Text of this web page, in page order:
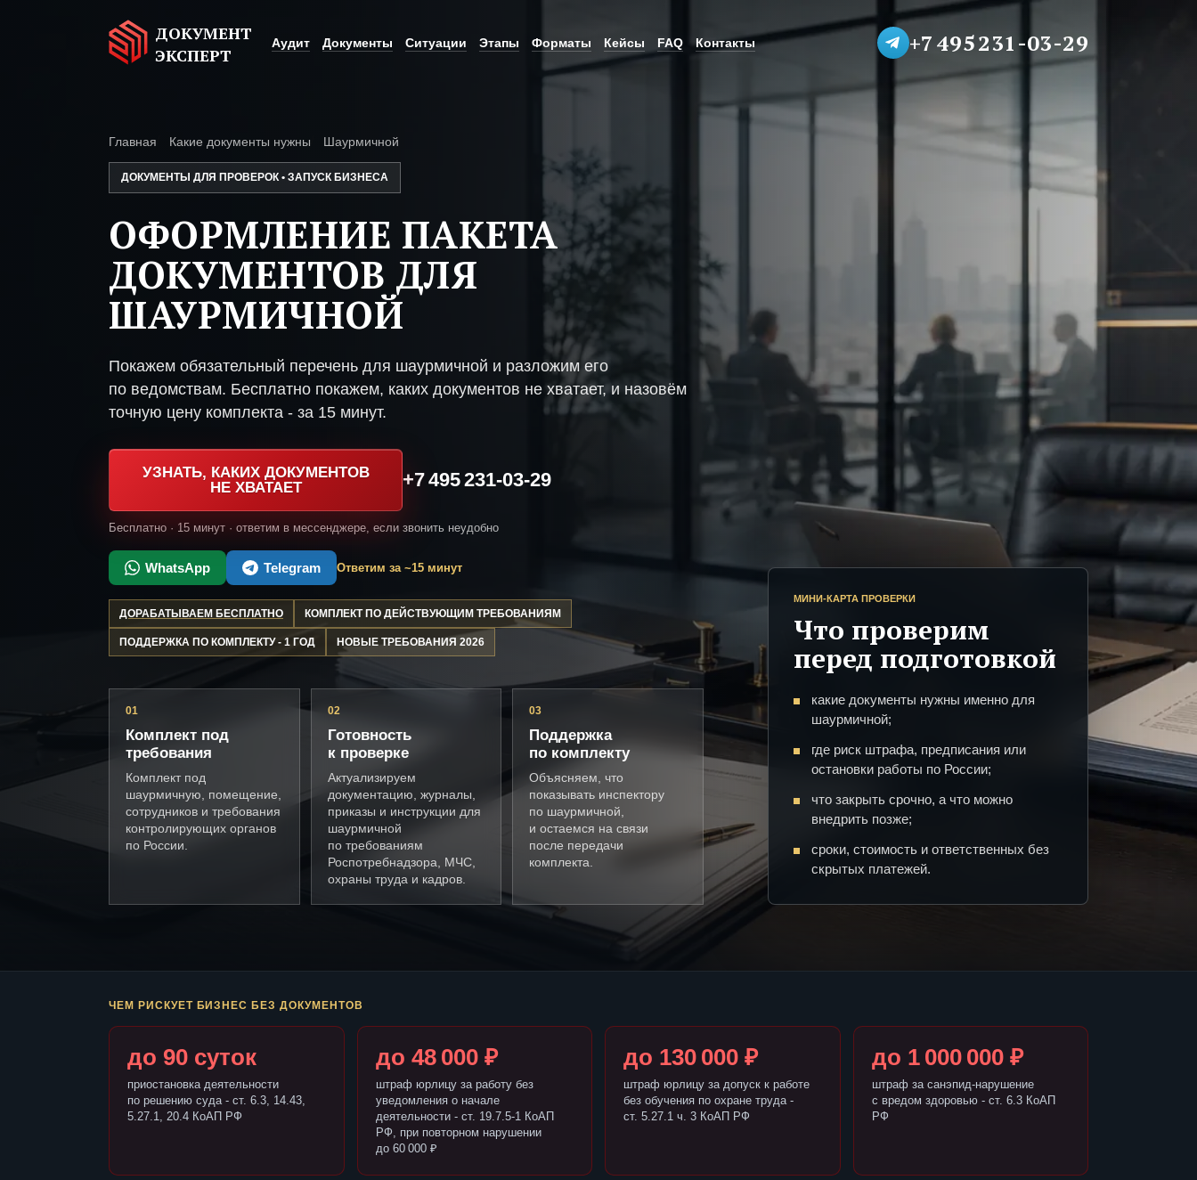
ДОКУМЕНТ
ЭКСПЕРТ
Аудит Документы Ситуации Этапы Форматы Кейсы FAQ Контакты +7 495 231-03-29
Главная Какие документы нужны Шаурмичной
ДОКУМЕНТЫ ДЛЯ ПРОВЕРОК • ЗАПУСК БИЗНЕСА
ОФОРМЛЕНИЕ ПАКЕТА
ДОКУМЕНТОВ ДЛЯ
ШАУРМИЧНОЙ
Покажем обязательный перечень для шаурмичной и разложим его
по ведомствам. Бесплатно покажем, каких документов не хватает, и назовём
точную цену комплекта - за 15 минут.
УЗНАТЬ, КАКИХ ДОКУМЕНТОВ
НЕ ХВАТАЕТ
+7 495 231-03-29
Бесплатно · 15 минут · ответим в мессенджере, если звонить неудобно
WhatsApp Telegram Ответим за ~15 минут
ДОРАБАТЫВАЕМ БЕСПЛАТНО КОМПЛЕКТ ПО ДЕЙСТВУЮЩИМ ТРЕБОВАНИЯМ
ПОДДЕРЖКА ПО КОМПЛЕКТУ - 1 ГОД НОВЫЕ ТРЕБОВАНИЯ 2026
01
Комплект под
требования
Комплект под
шаурмичную, помещение,
сотрудников и требования
контролирующих органов
по России.
02
Готовность
к проверке
Актуализируем
документацию, журналы,
приказы и инструкции для
шаурмичной
по требованиям
Роспотребнадзора, МЧС,
охраны труда и кадров.
03
Поддержка
по комплекту
Объясняем, что
показывать инспектору
по шаурмичной,
и остаемся на связи
после передачи
комплекта.
МИНИ-КАРТА ПРОВЕРКИ
Что проверим
перед подготовкой
какие документы нужны именно для
шаурмичной;
где риск штрафа, предписания или
остановки работы по России;
что закрыть срочно, а что можно
внедрить позже;
сроки, стоимость и ответственных без
скрытых платежей.
ЧЕМ РИСКУЕТ БИЗНЕС БЕЗ ДОКУМЕНТОВ
до 90 суток
приостановка деятельности
по решению суда - ст. 6.3, 14.43,
5.27.1, 20.4 КоАП РФ
до 48 000 ₽
штраф юрлицу за работу без
уведомления о начале
деятельности - ст. 19.7.5-1 КоАП
РФ, при повторном нарушении
до 60 000 ₽
до 130 000 ₽
штраф юрлицу за допуск к работе
без обучения по охране труда -
ст. 5.27.1 ч. 3 КоАП РФ
до 1 000 000 ₽
штраф за санэпид-нарушение
с вредом здоровью - ст. 6.3 КоАП
РФ